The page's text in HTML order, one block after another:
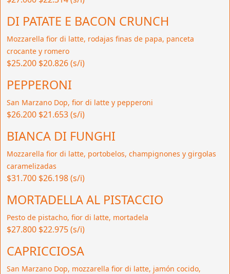
DI PATATE E BACON CRUNCH
Mozzarella fior di latte, rodajas finas de papa, panceta
crocante y romero
$25.200 $20.826 (s/i)
PEPPERONI
San Marzano Dop, fior di latte y pepperoni
$26.200 $21.653 (s/i)
BIANCA DI FUNGHI
Mozzarella fior di latte, portobelos, champignones y girgolas
caramelizadas
$31.700 $26.198 (s/i)
MORTADELLA AL PISTACCIO
Pesto de pistacho, fior di latte, mortadela
$27.800 $22.975 (s/i)
CAPRICCIOSA
San Marzano Dop, mozzarella fior di latte, jamón cocido,